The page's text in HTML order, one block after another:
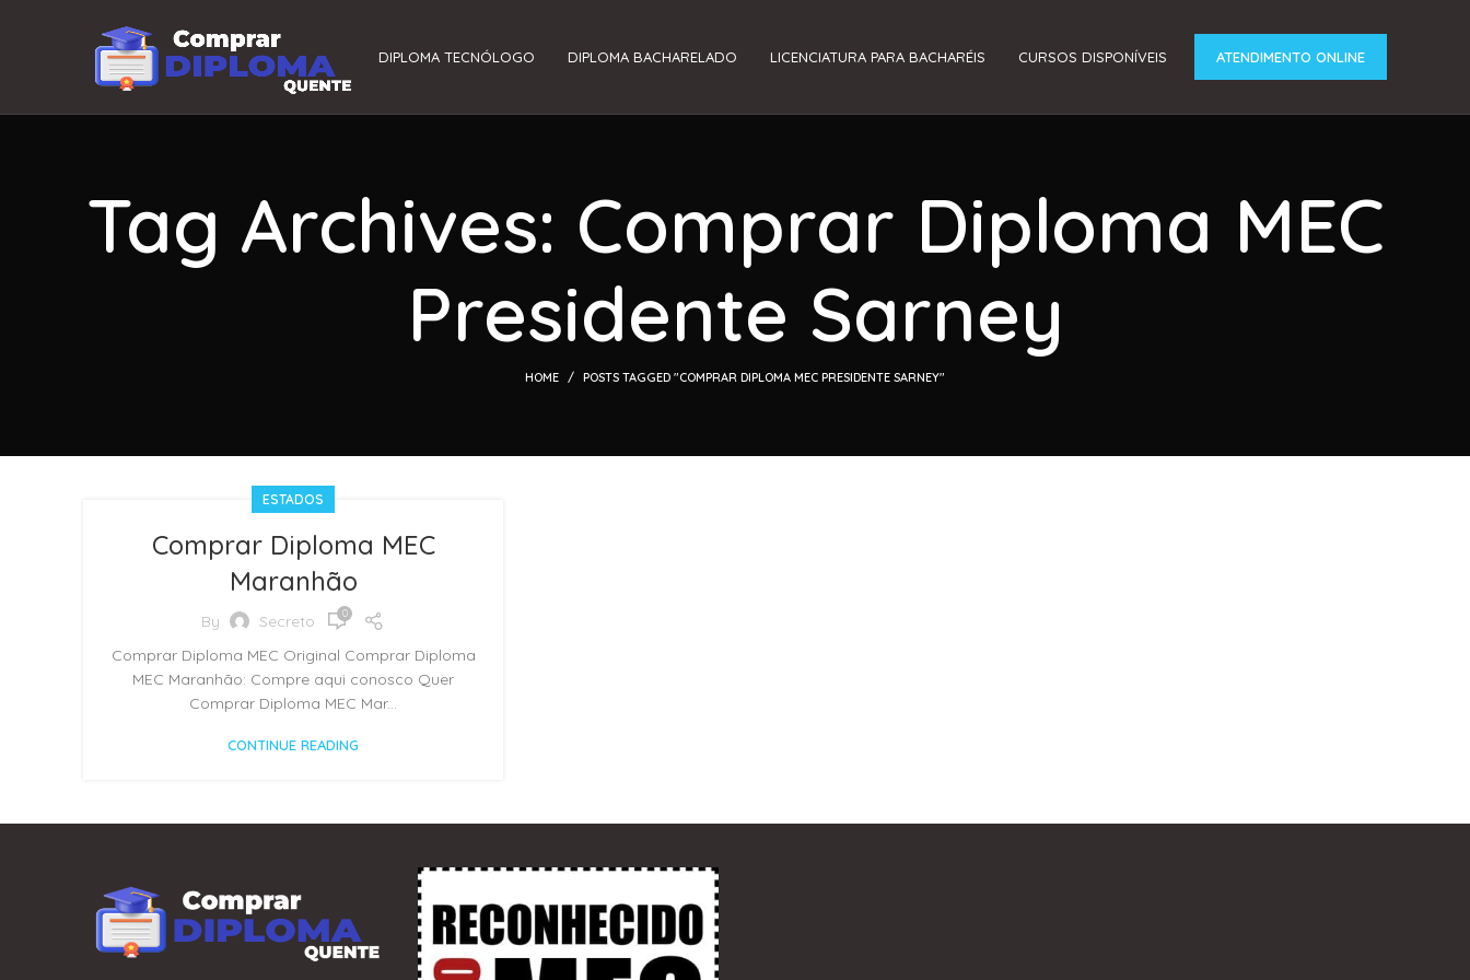
DIPLOMA TECNÓLOGO DIPLOMA BACHARELADO LICENCIATURA PARA BACHARÉIS CURSOS DISPONÍVEIS ATENDIMENTO ONLINE
Tag Archives: Comprar Diploma MEC
Presidente Sarney
HOME POSTS TAGGED "COMPRAR DIPLOMA MEC PRESIDENTE SARNEY"
ESTADOS
Comprar Diploma MEC
Maranhão
By Secreto 0
Comprar Diploma MEC Original Comprar Diploma
MEC Maranhão: Compre aqui conosco Quer
Comprar Diploma MEC Mar...
CONTINUE READING